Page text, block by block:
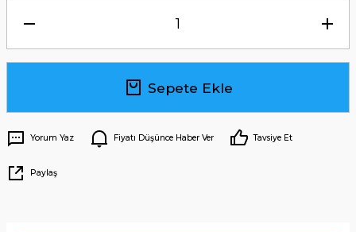
Sepete Ekle
Yorum Yaz Fiyatı Düşünce Haber Ver Tavsiye Et
Paylaş